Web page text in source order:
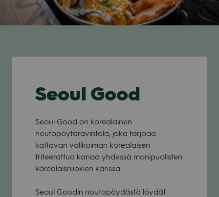
Seoul Good
Seoul Good on korealainen
noutopöytäravintola, joka tarjoaa
kattavan valikoiman korealaisen
friteerattua kanaa yhdessä monipuolisten
korealaisruokien kanssa.
Seoul Goodin noutopöydästä löydät